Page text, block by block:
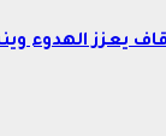
يعزز الهدوء